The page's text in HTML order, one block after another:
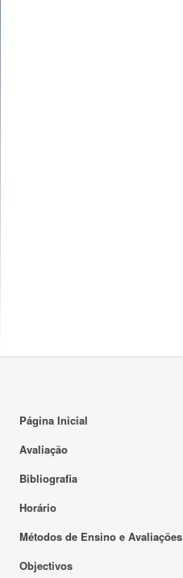
Página Inicial
Avaliação
Bibliografia
Horário
Métodos de Ensino e Avaliações
Objectivos